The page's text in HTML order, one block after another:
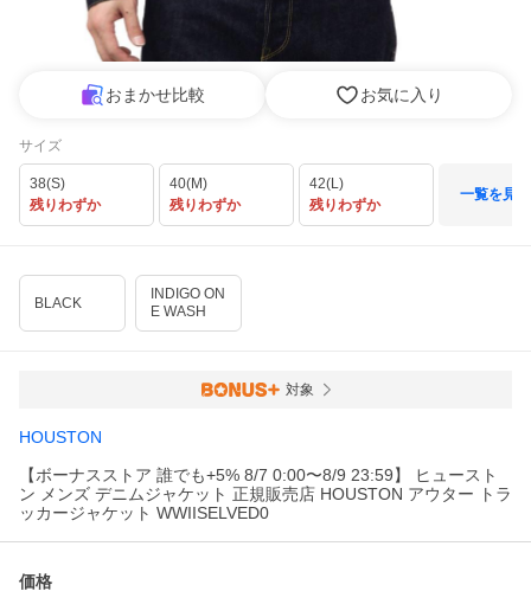
おまかせ比較 お気に入り
サイズ
38(S)
残りわずか
40(M)
残りわずか
42(L)
残りわずか
一覧を見る
BLACK
INDIGO ON
E WASH
対象
HOUSTON
【ボーナスストア 誰でも+5% 8/7 0:00〜8/9 23:59】 ヒュースト
ン メンズ デニムジャケット 正規販売店 HOUSTON アウター トラ
ッカージャケット WWIISELVED0
価格